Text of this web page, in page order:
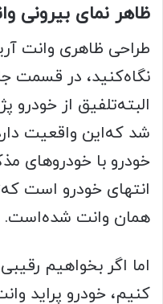
ظاهر نمای بیرونی
طراحی ظاهری وانت
نگاه‌کنید، در قسمت
البته‌تلفیق از خودرو
شد که‌این واقعیت
خودرو با خودروهای
انتهای خودرو است
همان وانت شده‌است.
اما اگر بخواهیم
کنیم، خودرو پراید